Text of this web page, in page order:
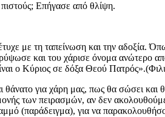
Επήγασε από θλίψη.
με τη ταπείνωση και την αδοξία.
και του χάρισε όνομα ανώτερο
ο Κύριος σε δόξα Θεού
θάνατο για χάρη μας, πως θα σώσει και
των πειρασμών, αν δεν
(παράδειγμα), για να